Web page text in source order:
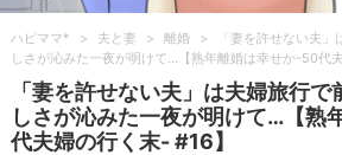
ハピママ* > 夫と妻 > 離婚 >
「妻を許せない夫
しさが沁みた一夜が明けて…【熟年離婚は幸せか-50代
「妻を許せない夫」は夫婦旅行で
しさが沁みた一夜が明けて…【熟
代夫婦の行く末- #16】